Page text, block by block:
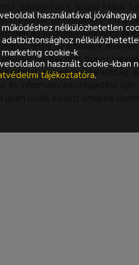
Sándor Nóra, Szabó Mátai
beszélgetés" című
és hogyan integrálom őket
az illóolajok
számos hasznos tippet
azokat a stressz, a fáradtság,
és informatív beszélgetést
jelen lévők között értékes
használatával jóváhagyja
működéshez nélkülözhetetlen
adatbiztonsághoz
marketing cookie-k
használt cookie-kban
tájékoztatóra.